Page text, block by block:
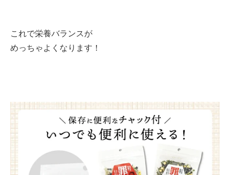
これで栄養バランスが
めっちゃよくなります！